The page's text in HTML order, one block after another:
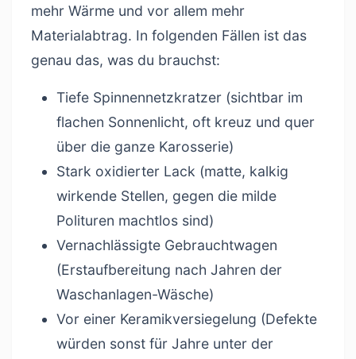
mehr Wärme und vor allem mehr
Materialabtrag. In folgenden Fällen ist das
genau das, was du brauchst:
Tiefe Spinnennetzkratzer (sichtbar im
flachen Sonnenlicht, oft kreuz und quer
über die ganze Karosserie)
Stark oxidierter Lack (matte, kalkig
wirkende Stellen, gegen die milde
Polituren machtlos sind)
Vernachlässigte Gebrauchtwagen
(Erstaufbereitung nach Jahren der
Waschanlagen-Wäsche)
Vor einer Keramikversiegelung (Defekte
würden sonst für Jahre unter der